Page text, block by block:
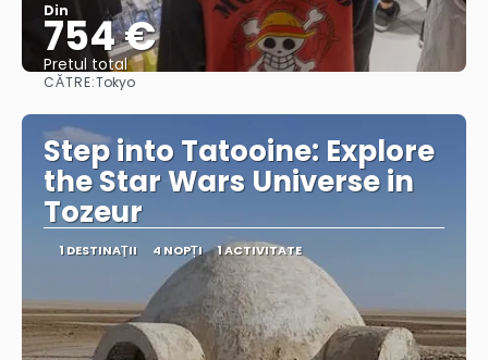
Din
754 €
Pretul total
CĂTRE:Tokyo
Step into Tatooine: Explore
the Star Wars Universe in
Tozeur
1 DESTINAŢII 4 NOPȚI 1 ACTIVITATE